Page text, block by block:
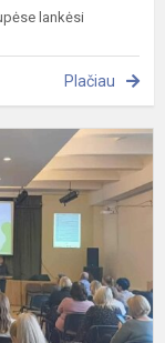
lankėsi
Plačiau